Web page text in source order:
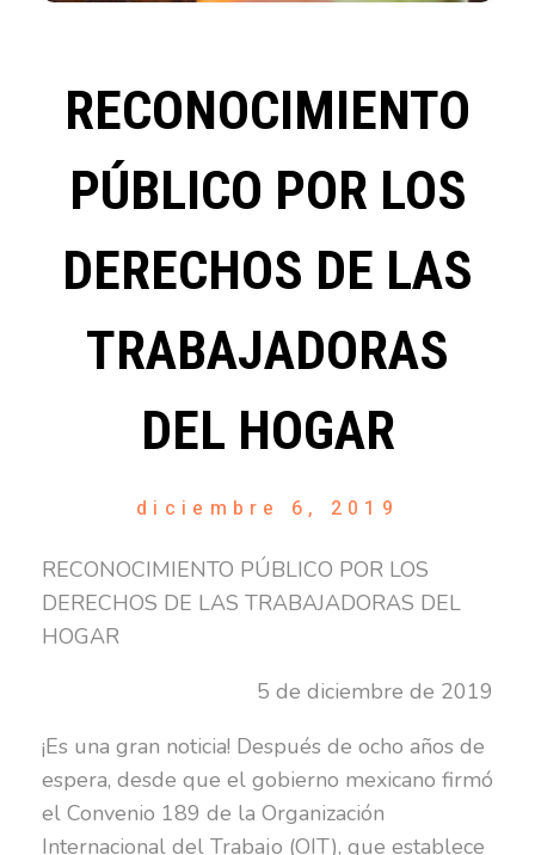
RECONOCIMIENTO
PÚBLICO POR LOS
DERECHOS DE LAS
TRABAJADORAS
DEL HOGAR
diciembre 6, 2019
RECONOCIMIENTO PÚBLICO POR LOS
DERECHOS DE LAS TRABAJADORAS DEL
HOGAR
5 de diciembre de 2019
¡Es una gran noticia! Después de ocho años de
espera, desde que el gobierno mexicano firmó
el Convenio 189 de la Organización
Internacional del Trabajo (OIT), que establece